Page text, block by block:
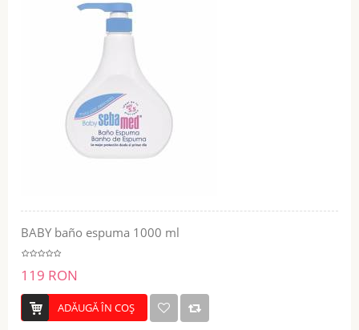
BABY baño espuma 1000 ml
119 RON
ADĂUGĂ ÎN COŞ